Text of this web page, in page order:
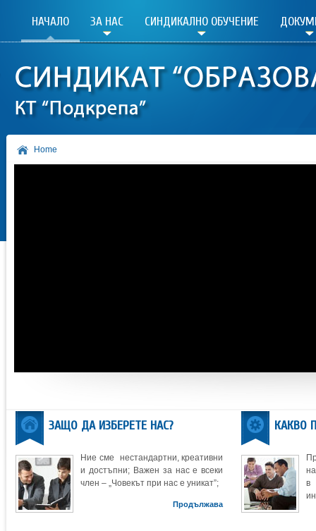
НАЧАЛО ЗА НАС СИНДИКАЛНО ОБУЧЕНИЕ
Home
ЗАЩО ДА ИЗБЕРЕТЕ НАС?
Ние сме нестандартни, креативни
и достъпни; Важен за нас е всеки
член – „Човекът при нас е уникат”;
Продължава
КАКВО
в